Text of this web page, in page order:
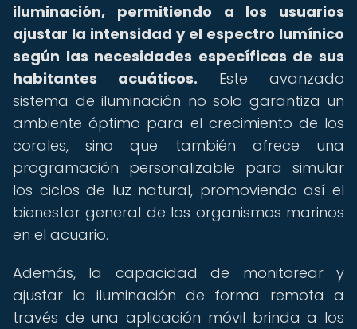
iluminación, permitiendo a los usuarios
ajustar la intensidad y el espectro lumínico
según las necesidades específicas de sus
habitantes acuáticos. Este avanzado
sistema de iluminación no solo garantiza un
ambiente óptimo para el crecimiento de los
corales, sino que también ofrece una
programación personalizable para simular
los ciclos de luz natural, promoviendo así el
bienestar general de los organismos marinos
en el acuario.
Además, la capacidad de monitorear y
ajustar la iluminación de forma remota a
través de una aplicación móvil brinda a los